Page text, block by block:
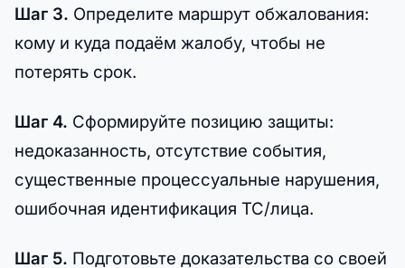
Шаг 3. Определите маршрут обжалования:
кому и куда подаём жалобу, чтобы не
потерять срок.
Шаг 4. Сформируйте позицию защиты:
недоказанность, отсутствие события,
существенные процессуальные нарушения,
ошибочная идентификация ТС/лица.
Шаг 5. Подготовьте доказательства со своей